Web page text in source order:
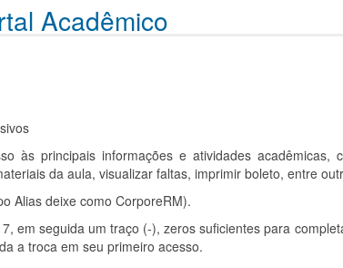
Acadêmico
às principais informações e atividades acadêmicas,
da aula, visualizar faltas, imprimir boleto, entre
Alias deixe como CorporeRM).
em seguida um traço (-), zeros suficientes para
a troca em seu primeiro acesso.